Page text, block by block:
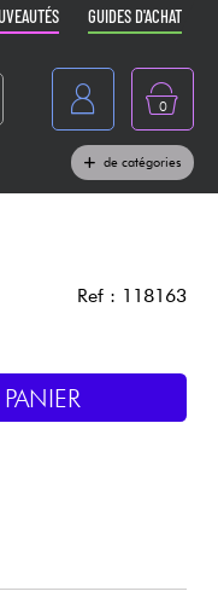
GUIDES D'ACHAT
0
de catégories
Ref : 118163